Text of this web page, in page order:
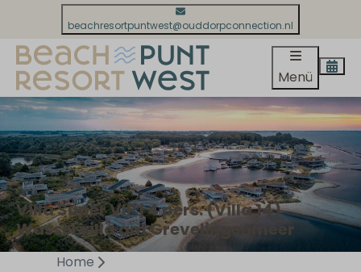
beachresortpuntwest@ouddorpconnection.nl
Menü
Villa Super VIP | 4 pers. (Villa 14)
Wasservilla am Grevelingenmeer
Home